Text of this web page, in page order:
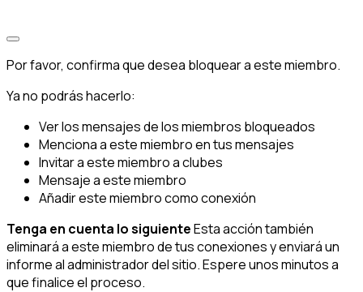
Por favor, confirma que desea bloquear a este miembro.
Ya no podrás hacerlo:
Ver los mensajes de los miembros bloqueados
Menciona a este miembro en tus mensajes
Invitar a este miembro a clubes
Mensaje a este miembro
Añadir este miembro como conexión
Tenga en cuenta lo siguienteEsta acción también
eliminará a este miembro de tus conexiones y enviará un
informe al administrador del sitio. Espere unos minutos a
que finalice el proceso.